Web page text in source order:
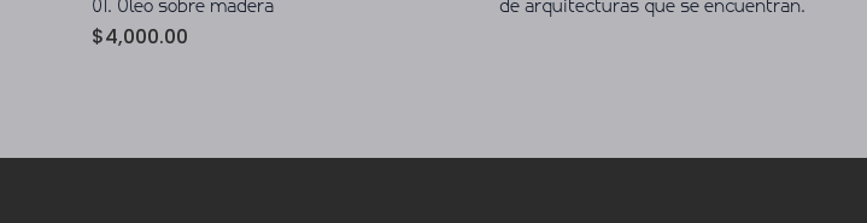
01. Óleo sobre madera
$4,000.00
de arquitecturas que se encuentran.